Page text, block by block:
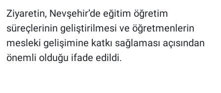
Ziyaretin, Nevşehir’de eğitim öğretim
süreçlerinin geliştirilmesi ve öğretmenlerin
mesleki gelişimine katkı sağlaması açısından
önemli olduğu ifade edildi.